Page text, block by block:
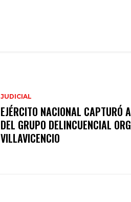
JUDICIAL
EJÉRCITO NACIONAL CAPTURÓ
DEL GRUPO DELINCUENCIAL
VILLAVICENCIO